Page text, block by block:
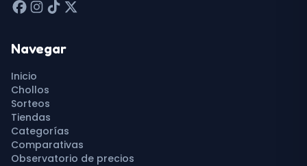
Navegar
Inicio
Chollos
Sorteos
Tiendas
Categorías
Comparativas
Observatorio de precios